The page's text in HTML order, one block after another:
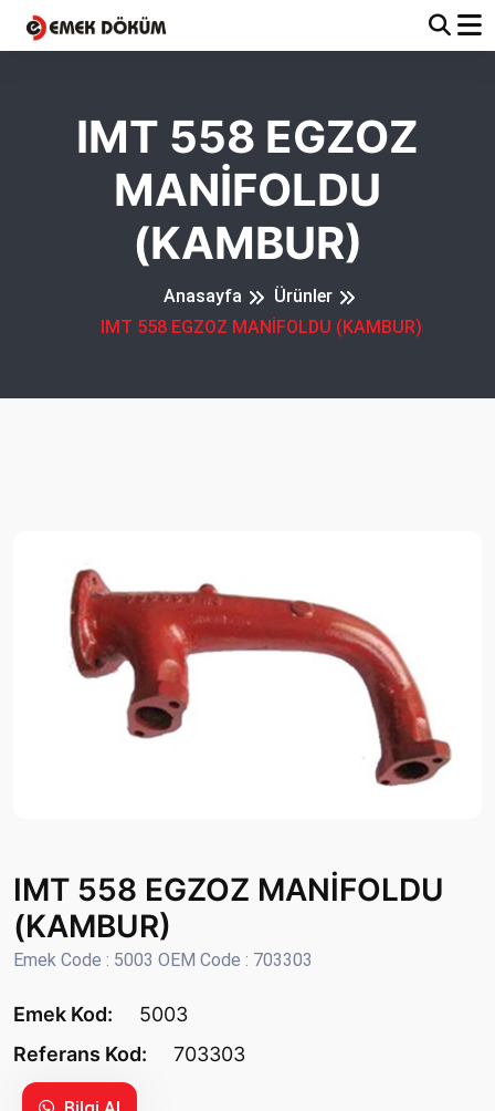
IMT 558 EGZOZ
MANİFOLDU
(KAMBUR)
Anasayfa
Ürünler
IMT 558 EGZOZ MANİFOLDU (KAMBUR)
IMT 558 EGZOZ MANİFOLDU
(KAMBUR)
Emek Code : 5003 OEM Code : 703303
Emek Kod:
5003
Referans Kod:
703303